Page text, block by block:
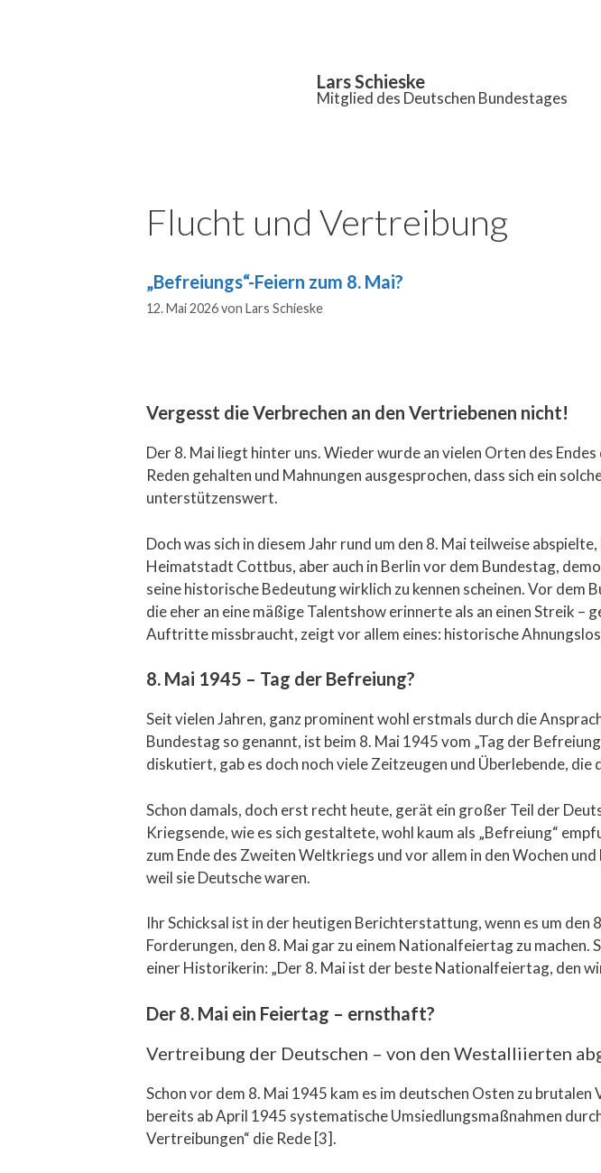
Lars Schieske
Mitglied des Deutschen Bundestages
Flucht und Vertreibung
„Befreiungs“-Feiern zum 8. Mai?
12. Mai 2026von Lars Schieske
Vergesst die Verbrechen an den Vertriebenen nicht!
Der 8. Mai liegt hinter uns. Wieder wurde an vielen Orten des
Reden gehalten und Mahnungen ausgesprochen, dass sich ein
unterstützenswert.
Doch was sich in diesem Jahr rund um den 8. Mai teilweise
Heimatstadt Cottbus, aber auch in Berlin vor dem Bundestag,
seine historische Bedeutung wirklich zu kennen scheinen. Vor dem
die eher an eine mäßige Talentshow erinnerte als an einen Streik
Auftritte missbraucht, zeigt vor allem eines: historische
8. Mai 1945 – Tag der Befreiung?
Seit vielen Jahren, ganz prominent wohl erstmals durch die
Bundestag so genannt, ist beim 8. Mai 1945 vom „Tag der
diskutiert, gab es doch noch viele Zeitzeugen und Überlebende,
Schon damals, doch erst recht heute, gerät ein großer Teil der
Kriegsende, wie es sich gestaltete, wohl kaum als „Befreiung“
zum Ende des Zweiten Weltkriegs und vor allem in den Wochen
weil sie Deutsche waren.
Ihr Schicksal ist in der heutigen Berichterstattung, wenn es um den
Forderungen, den 8. Mai gar zu einem Nationalfeiertag zu machen.
einer Historikerin: „Der 8. Mai ist der beste Nationalfeiertag, den
Der 8. Mai ein Feiertag – ernsthaft?
Vertreibung der Deutschen – von den Westalliierten
Schon vor dem 8. Mai 1945 kam es im deutschen Osten zu
bereits ab April 1945 systematische Umsiedlungsmaßnahmen
Vertreibungen“ die Rede [3].